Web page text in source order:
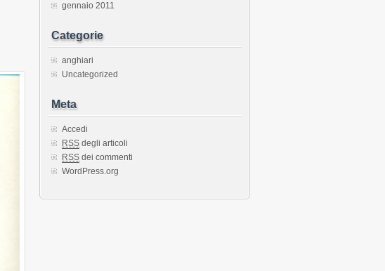
gennaio 2011
Categorie
anghiari
Uncategorized
Meta
Accedi
RSS degli articoli
RSS dei commenti
WordPress.org